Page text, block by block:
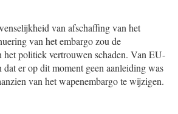
van afschaffing van het
van het embargo zou de
het politiek vertrouwen schaden. Van EU-
dat er op dit moment geen aanleiding was
van het wapenembargo te wijzigen.